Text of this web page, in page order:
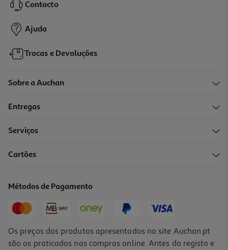
1,69 €
Contacto
Ajuda
Trocas e Devoluções
Sobre a Auchan
Entregas
Serviços
Cartões
Métodos de Pagamento
Os preços dos produtos apresentados no site Auchan.pt
são os praticados nas compras online. Antes do registo e